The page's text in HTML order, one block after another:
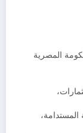
المصرية
المستدامة،